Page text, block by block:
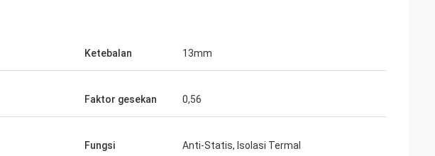
Ketebalan 13mm
Faktor gesekan 0,56
Fungsi Anti-Statis, Isolasi Termal